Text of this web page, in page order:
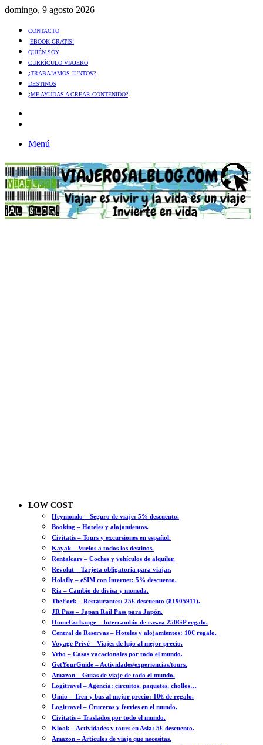
domingo, 9 agosto 2026
CONTACTO
¡EBOOK GRATIS!
QUIÉN SOY
CURRÍCULO VIAJERO
¿TRABAJAMOS JUNTOS?
DESTINOS
¿ME AYUDAS A CREAR CONTENIDO?
Menú
LOW COST
Heymondo – Seguro de viaje: 5% descuento.
Booking – Hoteles y alojamientos.
Civitatis – Tours y excursiones en español.
Kayak – Vuelos a todos los destinos.
Rentalcars – Coches y vehículos de alquiler.
Revolut – Tarjeta obligatoria para viajar.
Holafly – eSIM con Internet: 5% descuento.
Ria – Cambio de divisa y moneda.
TheFork – Restaurantes: 25€ descuento (81905911).
JR Pass – Japan Rail Pass para Japón.
HomeExchange – Intercambio de casas: 250GP regalo.
Central de Reservas – Hoteles y alojamientos: 10€ regalo.
Voyage Privé – Viajes de lujo al mejor precio.
Vrbo – Casas vacacionales por todo el mundo.
GetYourGuide – Actividades/experiencias/tours.
Amazon – Guías de viaje de todo el mundo.
Logitravel – Agencia: circuitos, paquetes, chollos…
Omio – Tren y bus al mejor precio: 10€ de regalo.
Logitravel – Cruceros y ferries en el mundo.
Civitatis – Traslados por todo el mundo.
Klook – Actividades y tours en Asia: 5€ descuento.
Amazon – Artículos de viaje que necesitas.